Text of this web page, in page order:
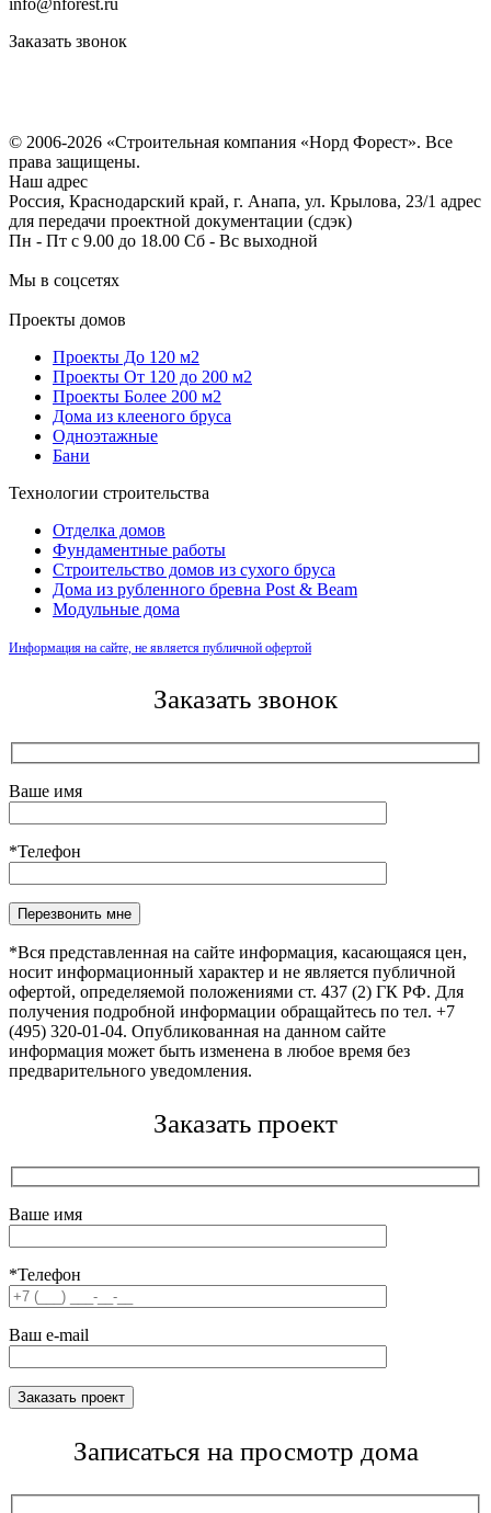
info@nforest.ru
Заказать звонок
© 2006-2026 «Строительная компания «Норд Форест». Все
права защищены.
Наш адрес
Россия, Краснодарский край, г. Анапа, ул. Крылова, 23/1 адрес
для передачи проектной документации (сдэк)
Пн - Пт с 9.00 до 18.00 Сб - Вс выходной
Мы в соцсетях
Проекты домов
Проекты До 120 м2
Проекты От 120 до 200 м2
Проекты Более 200 м2
Дома из клееного бруса
Одноэтажные
Бани
Технологии строительства
Отделка домов
Фундаментные работы
Строительство домов из сухого бруса
Дома из рубленного бревна Post & Beam
Модульные дома
Информация на сайте, не является публичной офертой
Заказать звонок
Ваше имя
*Телефон
Оставьте это поле пустым.
*Вся представленная на сайте информация, касающаяся цен,
носит информационный характер и не является публичной
офертой, определяемой положениями ст. 437 (2) ГК РФ. Для
получения подробной информации обращайтесь по тел. +7
(495) 320-01-04. Опубликованная на данном сайте
информация может быть изменена в любое время без
предварительного уведомления.
Заказать проект
Ваше имя
*Телефон
Ваш e-mail
Записаться на просмотр дома